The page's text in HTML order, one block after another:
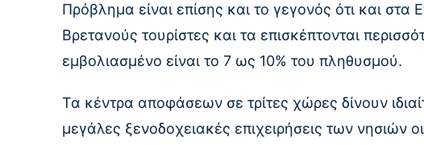
Πρόβλημα είναι επίσης και το γεγονός ότι και
Βρετανούς τουρίστες και τα επισκέπτονται
εμβολιασμένο είναι το 7 ως 10% του πληθυσμού.
Τα κέντρα αποφάσεων σε τρίτες χώρες δίνουν
μεγάλες ξενοδοχειακές επιχειρήσεις των νησιών